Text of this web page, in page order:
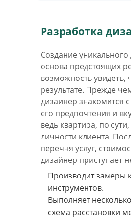
Разработка
Создание уникального
основа предстоящих
возможность увидеть,
результате. Прежде
дизайнер знакомится
его предпочтения и
ведь квартира, по
личности клиента.
перечня услуг,
дизайнер приступает
Производит замеры
инструментов.
Выполняет
схема расстановки